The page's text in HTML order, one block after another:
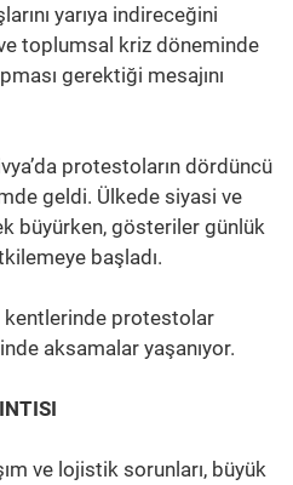
yarıya indireceğini
toplumsal kriz döneminde
gerektiği mesajını
protestoların dördüncü
geldi. Ülkede siyasi ve
büyürken, gösteriler günlük
başladı.
kentlerinde protestolar
aksamalar yaşanıyor.
ve lojistik sorunları, büyük